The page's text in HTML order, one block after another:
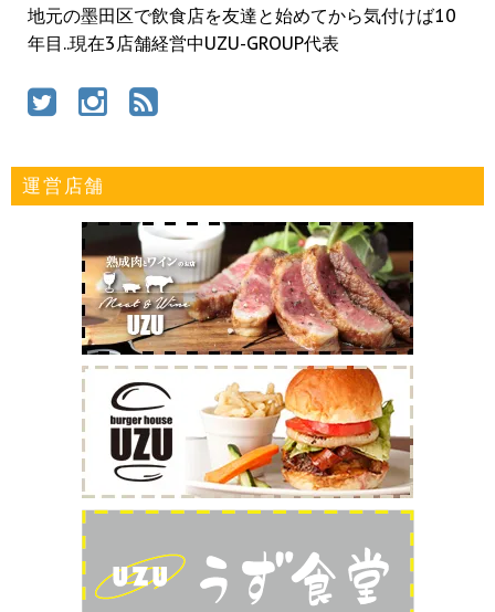
地元の墨田区で飲食店を友達と始めてから気付けば10
年目..現在3店舗経営中UZU-GROUP代表
運営店舗